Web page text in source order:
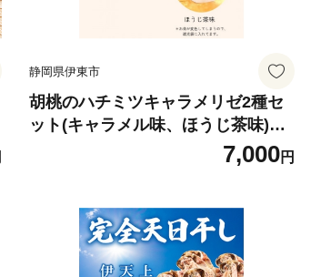
静岡県伊東市
胡桃のハチミツキャラメリゼ2種セ
ット(キャラメル味、ほうじ茶味)
7,000円